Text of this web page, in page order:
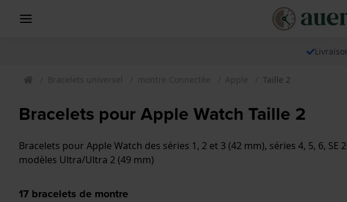
Bracelets universel montre Connectée Apple Taille 2
Bracelets pour Apple Watch Taille 2
Bracelets pour Apple Watch des séries 1, 2 et 3 (42 mm), séries 4, 5, 6,
modèles Ultra/Ultra 2 (49 mm)
17 bracelets de montre